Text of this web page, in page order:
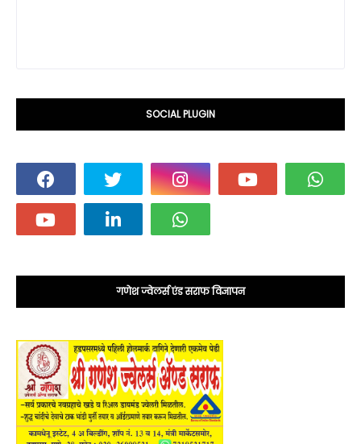
SOCIAL PLUGIN
गणेश ज्वेलर्स एंड सराफ विज्ञापन